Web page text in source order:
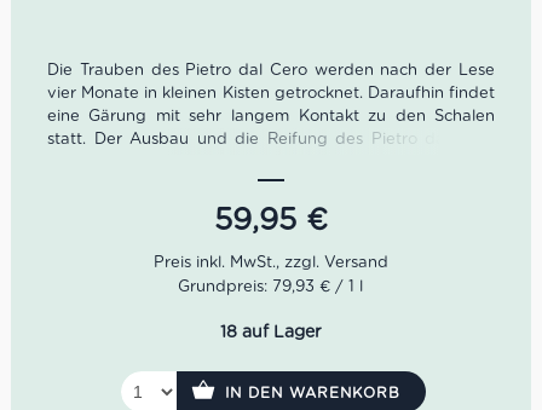
Die Trauben des Pietro dal Cero werden nach der Lese
vier Monate in kleinen Kisten getrocknet. Daraufhin findet
eine Gärung mit sehr langem Kontakt zu den Schalen
statt. Der Ausbau und die Reifung des Pietro dal Cero
fünf Jahre in Anspruch. Zunächst reift der Amarone 24
Monate im Holzfass, danach 12 Monate im Edelstahltank.
Im letzten Schritt weitere 24 Monate Flaschenruhe.
Farbe: Rubinrot
Geruch: Arabica, Balsamico, Tabak
Geschmack: üppig, blumig, ausgewogen, leicht
59,95 €
Grundpreis: 79,93 € / 1 l
18 auf Lager
IN DEN WARENKORB